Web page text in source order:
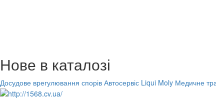
Нове в каталозі
Досудове врегулювання спорів Автосервіс Liqui Moly Медичне